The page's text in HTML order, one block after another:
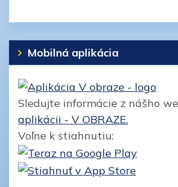
Mobilná aplikácia
Sledujte informácie z nášho
aplikácii - V OBRAZE.
Voľne k stiahnutiu: